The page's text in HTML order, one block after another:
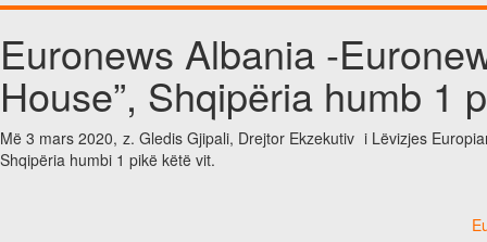
Euronews Albania -
House”, Shqipëria humb 1
Më 3 mars 2020, z. Gledis Gjipali, Drejtor Ekzekutiv i Lëvizjes
Shqipëria humbi 1 pikë këtë vit.